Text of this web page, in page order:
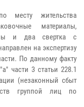
месту жительства
материалы,
и два свертка с
на экспертизу
По данному факту
части 3 статьи 228.1
(незаконный сбыт
группой лиц по